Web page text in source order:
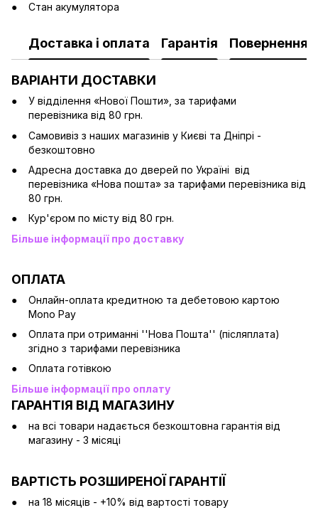
Стан акумулятора
Доставка і оплата Гарантія Повернення
ВАРІАНТИ ДОСТАВКИ
У відділення «Нової Пошти», за тарифами
перевізника від 80 грн.
Cамовивіз з наших магазинів у Києві та Дніпрі -
безкоштовно
Адресна доставка до дверей по Україні від
перевізника «Нова пошта» за тарифами перевізника від
80 грн.
Кур'єром по місту від 80 грн.
Більше інформації про доставку
ОПЛАТА
Онлайн-оплата кредитною та дебетовою картою
Mono Pay
Оплата при отриманні ''Нова Пошта'' (післяплата)
згідно з тарифами перевізника
Оплата готівкою
Більше інформації про оплату
ГАРАНТІЯ ВІД МАГАЗИНУ
на всі товари надається безкоштовна гарантія від
магазину - 3 місяці
ВАРТІСТЬ РОЗШИРЕНОЇ ГАРАНТІЇ
на 18 місяців - +10% від вартості товару